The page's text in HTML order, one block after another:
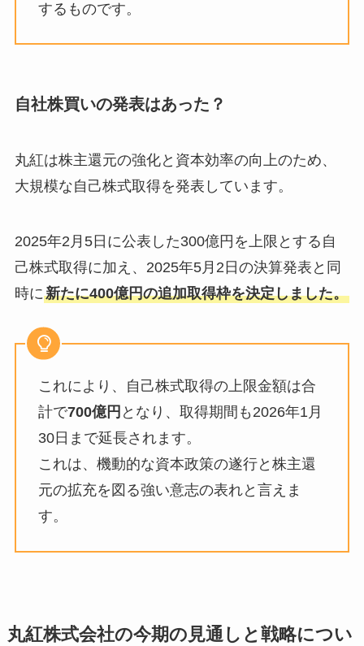
するものです。
自社株買いの発表はあった？
丸紅は株主還元の強化と資本効率の向上のため、
大規模な自己株式取得を発表しています。
2025年2月5日に公表した300億円を上限とする自
己株式取得に加え、2025年5月2日の決算発表と同
時に新たに400億円の追加取得枠を決定しました。
これにより、自己株式取得の上限金額は合
計で700億円 となり、取得期間も2026年1月
30日まで延長されます。
これは、機動的な資本政策の遂行と株主還
元の拡充を図る強い意志の表れと言えま
す。
丸紅株式会社の今期の見通しと戦略につい